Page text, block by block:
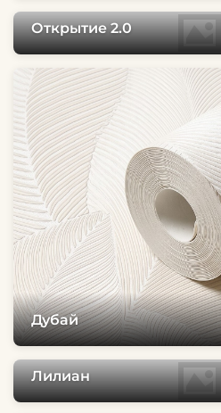
Открытие 2.0
Дубай
Лилиан